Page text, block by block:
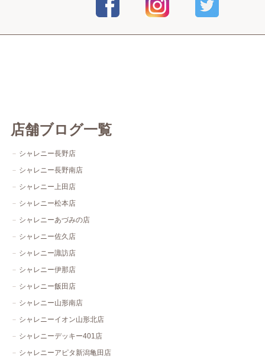
店舗ブログ一覧
シャレニー長野店
シャレニー長野南店
シャレニー上田店
シャレニー松本店
シャレニーあづみの店
シャレニー佐久店
シャレニー諏訪店
シャレニー伊那店
シャレニー飯田店
シャレニー山形南店
シャレニーイオン山形北店
シャレニーデッキー401店
シャレニーアピタ新潟亀田店